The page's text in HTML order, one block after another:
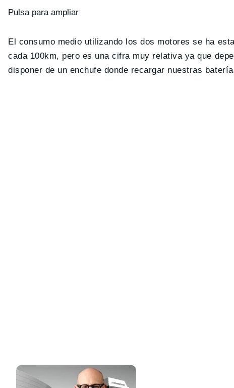
Pulsa para ampliar
El consumo medio utilizando los dos motores se ha
cada 100km, pero es una cifra muy relativa ya que
disponer de un enchufe donde recargar nuestras